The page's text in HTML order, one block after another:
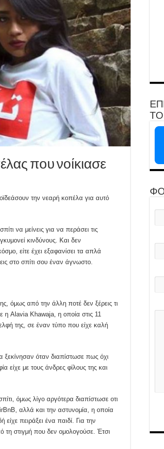
που νοίκιασε
την νεαρή κοπέλα για αυτό
να μείνεις για να περάσει τις
κινδύνους. Και δεν
είτε έχει εξαφανίσει τα απλά
στο σπίτι σου έναν άγνωστο.
όμως από την άλλη ποτέ δεν ξέρεις τι
η Alavia Khawaja, η οποία στις 11
της, σε έναν τύπο που είχε καλή
όταν διαπίστωσε πως όχι
είχε με τους άνδρες φίλους της και
όμως λίγο αργότερα διαπίστωσε οτι
αλλά και την αστυνομία, η οποία
είχε πειράξει ένα παιδί. Για την
στιγμή που δεν ομολογούσε. Έτσι
ΤΟ